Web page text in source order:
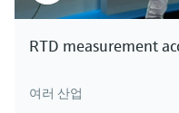
RTD measurement
여러 산업